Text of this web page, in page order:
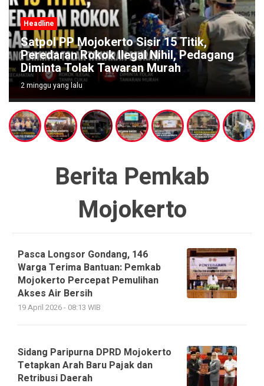
Headline
Serapan Anggaran Dinsos P3A Baru 37,9
Persen, Komisi III DPRD Kota Mojokerto
Dorong Percepatan dan Penguatan
Perlindungan Sosial
2 minggu yang lalu
Berita Pemkab
Mojokerto
Pasca Longsor Gondang, 146
Warga Terima Bantuan: Pemkab
Mojokerto Percepat Pemulihan
Akses Air Bersih
19 April 2026 - 08:13 WIB
Sidang Paripurna DPRD Mojokerto
Tetapkan Arah Baru Pajak dan
Retribusi Daerah